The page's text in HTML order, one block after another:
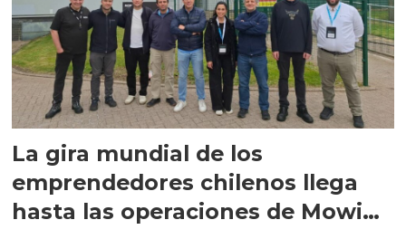
La gira mundial de los
emprendedores chilenos llega
hasta las operaciones de Mowi